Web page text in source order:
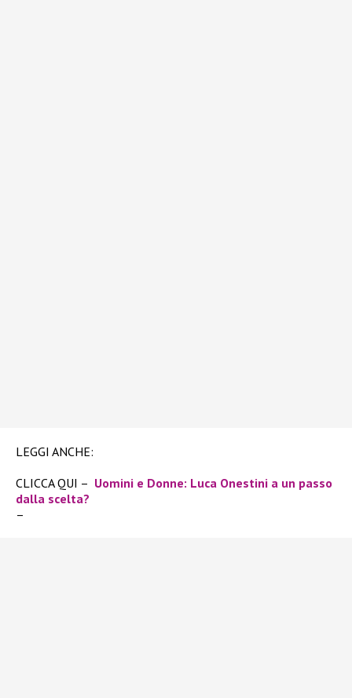
LEGGI ANCHE:
CLICCA QUI – Uomini e Donne: Luca Onestini a un passo
dalla scelta?
–